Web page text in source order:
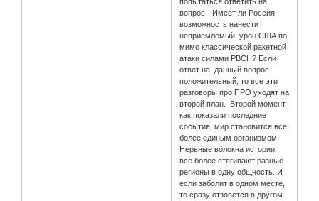
вопрос - Имеет ли Россия
возможность нанести
неприемлемый урон США по
мимо классической ракетной
атаки силами РВСН? Если
ответ на данный вопрос
положительный, то все эти
разговоры про ПРО уходят на
второй план. Второй момент,
как показали последние
события, мир становится всё
более единым организмом.
Нервные волокна истории
всё более стягивают разные
регионы в одну общность. И
если заболит в одном месте,
то сразу отзовётся в другом.